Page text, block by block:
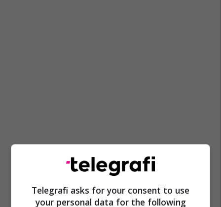
Policia E Kosovës
Deputetët E Vv-Së
Telegrafi asks for your consent to use
your personal data for the following